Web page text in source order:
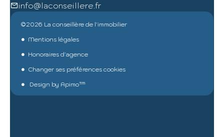
info@laconseillere.fr
©2026 La conseillère de l'immobilier
Mentions légales
Honoraires d'agence
Changer ses préférences cookies
Design by Apimo™